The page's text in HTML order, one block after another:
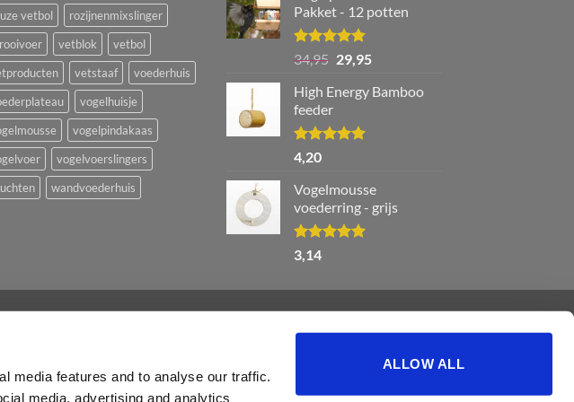
media features and to analyse our traffic.
media, advertising and analytics
ALLOW ALL
vetbol
rozijnenmixslinger
vetblok
vetbol
vetstaaf
voederhuis
vogelhuisje
vogelpindakaas
vogelvoerslingers
wandvoederhuis
Pakket - 12 potten
Waardering
5.00
uit 5
34,95 Oorspronkelijke
was:
29,95Huidige
is:
High Energy Bamboo
feeder
Waardering
5.00
4,20
Vogelmousse
voederring - grijs
Waardering
5.00
3,14
PINDAKAAS VOOR VOGELS